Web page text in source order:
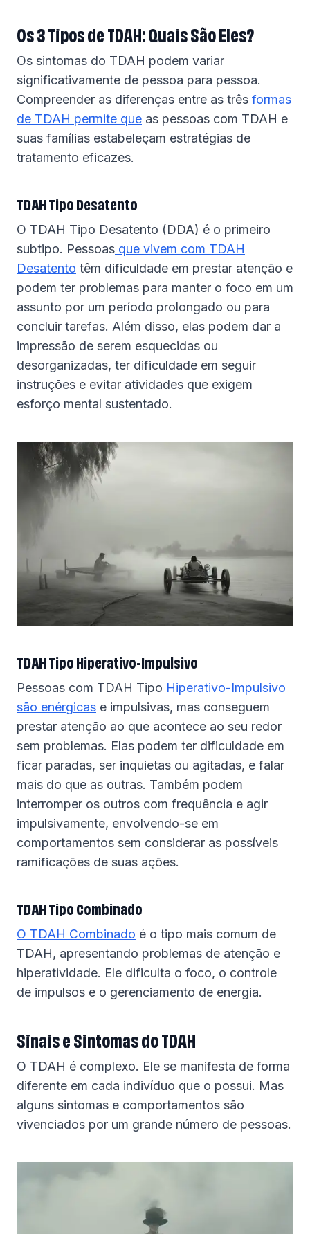
Os 3 Tipos de TDAH: Quais São Eles?
Os sintomas do TDAH podem variar
significativamente de pessoa para pessoa.
Compreender as diferenças entre as três formas
de TDAH permite que as pessoas com TDAH e
suas famílias estabeleçam estratégias de
tratamento eficazes.
TDAH Tipo Desatento
O TDAH Tipo Desatento (DDA) é o primeiro
subtipo. Pessoas que vivem com TDAH
Desatento têm dificuldade em prestar atenção e
podem ter problemas para manter o foco em um
assunto por um período prolongado ou para
concluir tarefas. Além disso, elas podem dar a
impressão de serem esquecidas ou
desorganizadas, ter dificuldade em seguir
instruções e evitar atividades que exigem
esforço mental sustentado.
TDAH Tipo Hiperativo-Impulsivo
Pessoas com TDAH Tipo Hiperativo-Impulsivo
são enérgicas e impulsivas, mas conseguem
prestar atenção ao que acontece ao seu redor
sem problemas. Elas podem ter dificuldade em
ficar paradas, ser inquietas ou agitadas, e falar
mais do que as outras. Também podem
interromper os outros com frequência e agir
impulsivamente, envolvendo-se em
comportamentos sem considerar as possíveis
ramificações de suas ações.
TDAH Tipo Combinado
O TDAH Combinado é o tipo mais comum de
TDAH, apresentando problemas de atenção e
hiperatividade. Ele dificulta o foco, o controle
de impulsos e o gerenciamento de energia.
Sinais e Sintomas do TDAH
O TDAH é complexo. Ele se manifesta de forma
diferente em cada indivíduo que o possui. Mas
alguns sintomas e comportamentos são
vivenciados por um grande número de pessoas.